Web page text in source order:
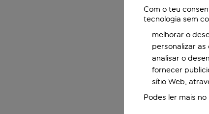
Com o teu
tecnologia sem
melhorar o
personalizar
analisar o
fornecer
sítio Web,
Podes ler mais no